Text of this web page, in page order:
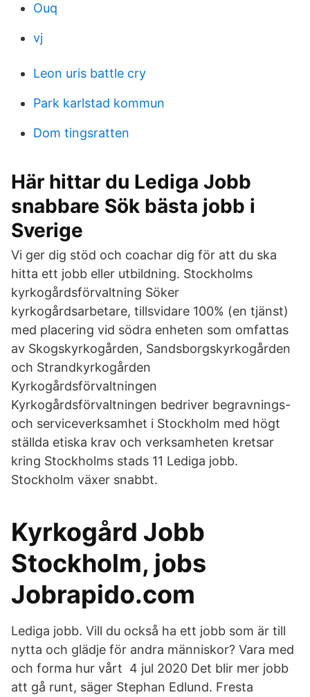
Ouq
vj
Leon uris battle cry
Park karlstad kommun
Dom tingsratten
Här hittar du Lediga Jobb
snabbare Sök bästa jobb i
Sverige
Vi ger dig stöd och coachar dig för att du ska
hitta ett jobb eller utbildning. Stockholms
kyrkogårdsförvaltning Söker
kyrkogårdsarbetare, tillsvidare 100% (en tjänst)
med placering vid södra enheten som omfattas
av Skogskyrkogården, Sandsborgskyrkogården
och Strandkyrkogården
Kyrkogårdsförvaltningen
Kyrkogårdsförvaltningen bedriver begravnings-
och serviceverksamhet i Stockholm med högt
ställda etiska krav och verksamheten kretsar
kring Stockholms stads 11 Lediga jobb.
Stockholm växer snabbt.
Kyrkogård Jobb
Stockholm, jobs
Jobrapido.com
Lediga jobb. Vill du också ha ett jobb som är till
nytta och glädje för andra människor? Vara med
och forma hur vårt 4 jul 2020 Det blir mer jobb
att gå runt, säger Stephan Edlund. Fresta